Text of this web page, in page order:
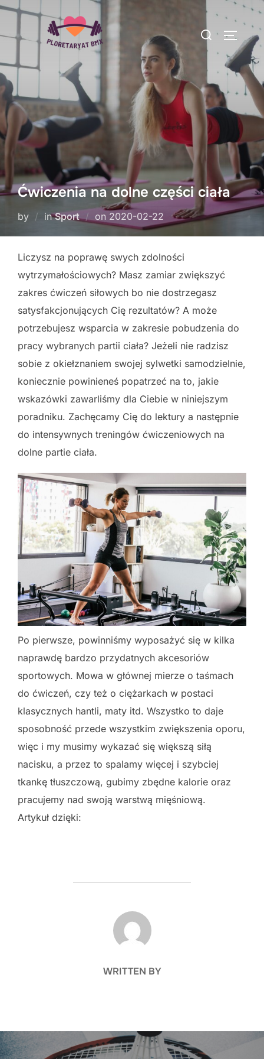
Skip
content
Search
Ćwiczenia na dolne części ciała
by inSport on Posted
2020-02-22
Liczysz na poprawę swych zdolności
wytrzymałościowych? Masz zamiar zwiększyć
zakres ćwiczeń siłowych bo nie dostrzegasz
satysfakcjonujących Cię rezultatów? A może
potrzebujesz wsparcia w zakresie pobudzenia do
pracy wybranych partii ciała? Jeżeli nie radzisz
sobie z okiełznaniem swojej sylwetki samodzielnie,
koniecznie powinieneś popatrzeć na to, jakie
wskazówki zawarliśmy dla Ciebie w niniejszym
poradniku. Zachęcamy Cię do lektury a następnie
do intensywnych treningów ćwiczeniowych na
dolne partie ciała.
Po pierwsze, powinniśmy wyposażyć się w kilka
naprawdę bardzo przydatnych akcesoriów
sportowych. Mowa w głównej mierze o taśmach
do ćwiczeń, czy też o ciężarkach w postaci
klasycznych hantli, maty itd. Wszystko to daje
sposobność przede wszystkim zwiększenia oporu,
więc i my musimy wykazać się większą siłą
nacisku, a przez to spalamy więcej i szybciej
tkankę tłuszczową, gubimy zbędne kalorie oraz
pracujemy nad swoją warstwą mięśniową.
Artykuł dzięki:
POST AUTHOR
WRITTEN BY
Nawigacja